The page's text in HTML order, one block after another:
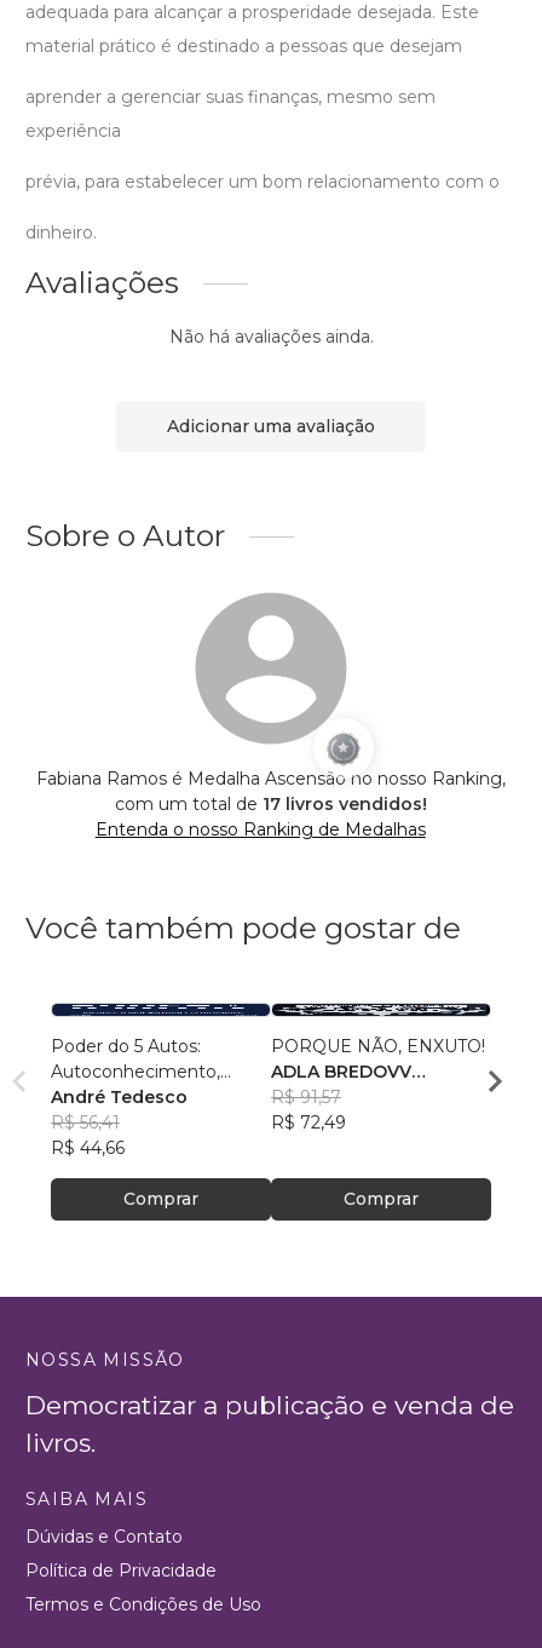
adequada para alcançar a prosperidade desejada. Este
material prático é destinado a pessoas que desejam
aprender a gerenciar suas finanças, mesmo sem
experiência
prévia, para estabelecer um bom relacionamento com o
dinheiro.
Avaliações
Não há avaliações ainda.
Adicionar uma avaliação
Sobre o Autor
Fabiana Ramos é Medalha Ascensão no nosso Ranking,
com um total de 17 livros vendidos!
Entenda o nosso Ranking de Medalhas
Você também pode gostar de
Poder do 5 Autos:
Autoconhecimento,
Autocontrole,
Autoestima,
Autoconfiança e
Autoperformance
André Tedesco
R$ 56,41
R$ 44,66
Comprar
PORQUE NÃO, ENXUTO!
ADLA BREDOVV
VERMEULEN
R$ 91,57
R$ 72,49
Comprar
Vida
NOSSA MISSÃO
Democratizar a publicação e venda de
livros.
SAIBA MAIS
Dúvidas e Contato
Política de Privacidade
Termos e Condições de Uso